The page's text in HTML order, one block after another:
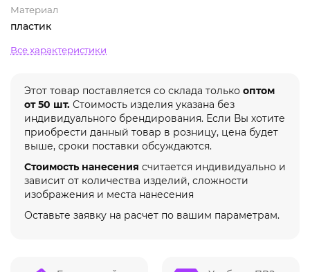
Материал
пластик
Все характеристики
Этот товар поставляется со склада только оптом
от 50 шт. Стоимость изделия указана без
индивидуального брендирования. Если Вы хотите
приобрести данный товар в розницу, цена будет
выше, сроки поставки обсуждаются.
Стоимость нанесения считается индивидуально и
зависит от количества изделий, сложности
изображения и места нанесения
Оставьте заявку на расчет по вашим параметрам.